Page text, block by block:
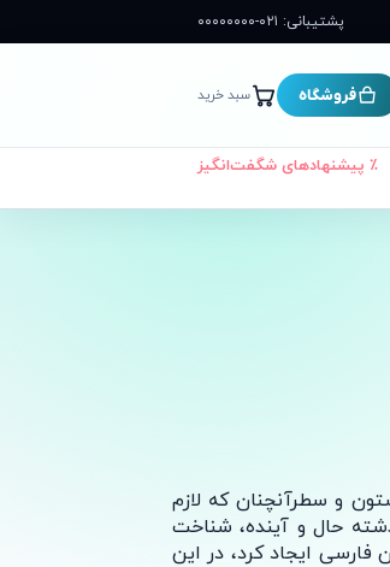
پشتیبانی: ۰۲۱-۰۰۰۰۰۰۰۰
فروشگاه سبد خرید
٪ پیشنهادهای شگفت‌انگیز
و سطرآنچنان که لازم
حال و آینده، شناخت
ایجاد کرد، در این